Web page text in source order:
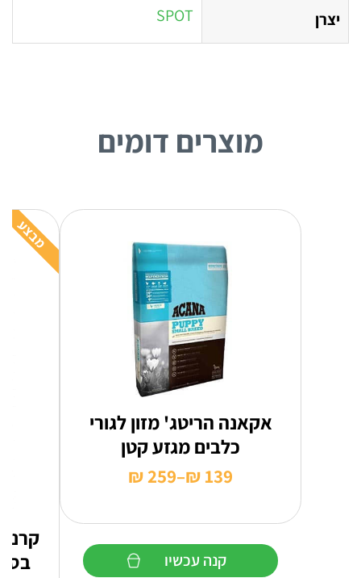
יצרן SPOT
מוצרים דומים
אקאנה הריטג' מזון לגורי
כלבים מגזע קטן
₪ 139
–
₪259
טווח
עד
קנה עכשיו
מבצע